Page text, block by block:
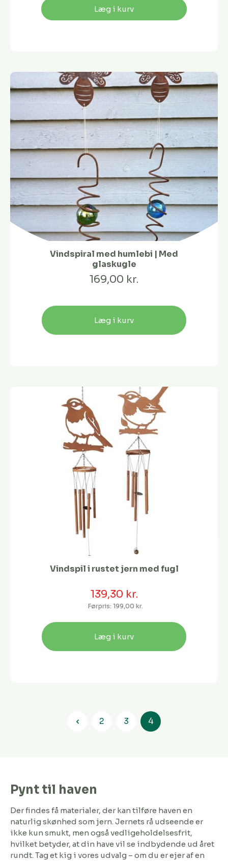
Læg i kurv
Vindspiral med humlebi | Med
glaskugle
169,00 kr.
Læg i kurv
Vindspil i rustet jern med fugl
139,30 kr.
Førpris: 199,00 kr.
Læg i kurv
Side
2 Side
3 Side
4
Pynt til haven
Der findes få materialer, der kan tilføre haven en
naturlig skønhed som jern. Jernets rå udseende er
ikke kun smukt, men også vedligeholdelsesfrit,
hvilket betyder, at din have vil se indbydende ud året
rundt. Tag et kig i vores udvalg – om du er ejer af en